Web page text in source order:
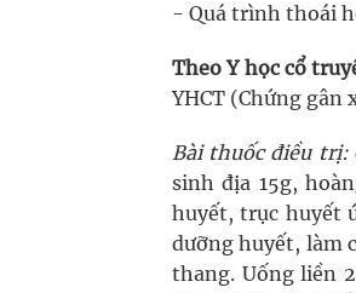
- Quá trình thoái
Theo Y học cổ
YHCT (Chứng
Bài thuốc điều trị:
sinh địa 15g,
huyết, trục huyết
dưỡng huyết, làm
thang. Uống liền